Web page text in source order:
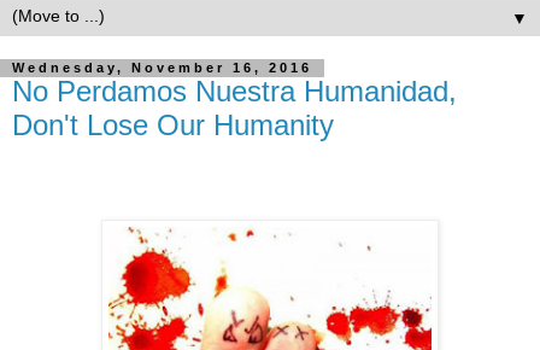
▼
Wednesday, November 16, 2016
No Perdamos Nuestra Humanidad,
Don't Lose Our Humanity